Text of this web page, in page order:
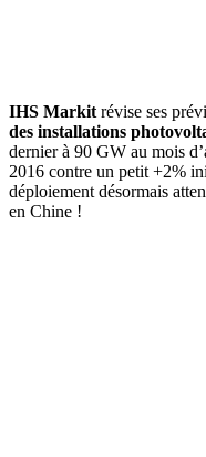
IHS Markit révise ses
des installations
dernier à 90 GW au mois
2016 contre un petit +2%
déploiement désormais
en Chine !